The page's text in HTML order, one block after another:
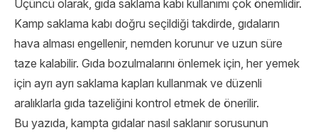
Üçüncü olarak, gıda saklama kabı kullanımı çok önemlidir.
Kamp saklama kabı doğru seçildiği takdirde, gıdaların
hava alması engellenir, nemden korunur ve uzun süre
taze kalabilir. Gıda bozulmalarını önlemek için, her yemek
için ayrı ayrı saklama kapları kullanmak ve düzenli
aralıklarla gıda tazeliğini kontrol etmek de önerilir.
Bu yazıda, kampta gıdalar nasıl saklanır sorusunun